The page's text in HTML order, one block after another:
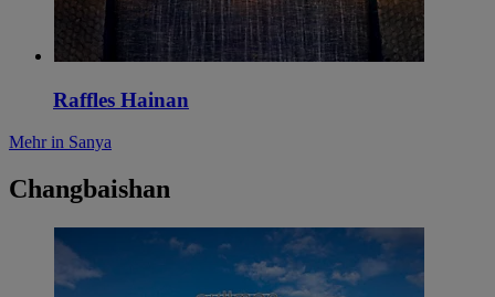
Raffles Hainan
Mehr in Sanya
Changbaishan